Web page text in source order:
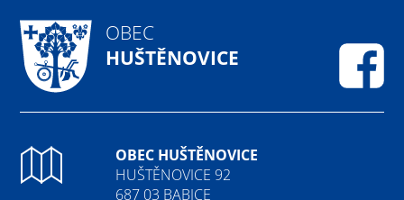
OBEC
HUŠTĚNOVICE
OBEC HUŠTĚNOVICE
HUŠTĚNOVICE 92
687 03 BABICE